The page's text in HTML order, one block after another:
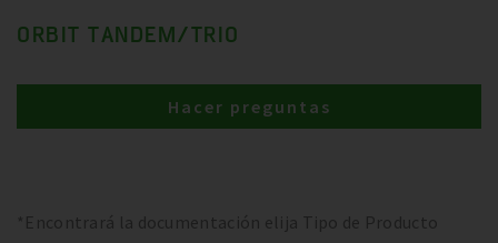
ORBIT TANDEM/TRIO
Hacer preguntas
*Encontrará la documentación elija Tipo de Producto